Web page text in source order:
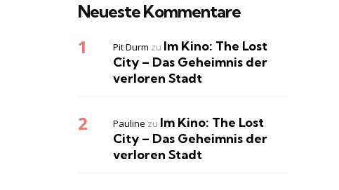
Neueste Kommentare
Pit Durm zu Im Kino: The Lost
City – Das Geheimnis der
verloren Stadt
Pauline zu Im Kino: The Lost
City – Das Geheimnis der
verloren Stadt